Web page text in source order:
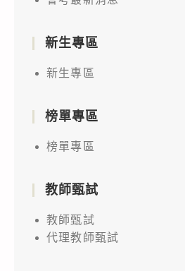
新生專區
新生專區
榜單專區
榜單專區
教師甄試
教師甄試
代理教師甄試